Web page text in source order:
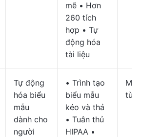
mẽ • Hơn
260 tích
hợp • Tự
động hóa
tài liệu
Tự động
hóa biểu
mẫu
dành cho
người
• Trình tạo
biểu mẫu
kéo và thả
• Tuân thủ
HIPAA •
từ